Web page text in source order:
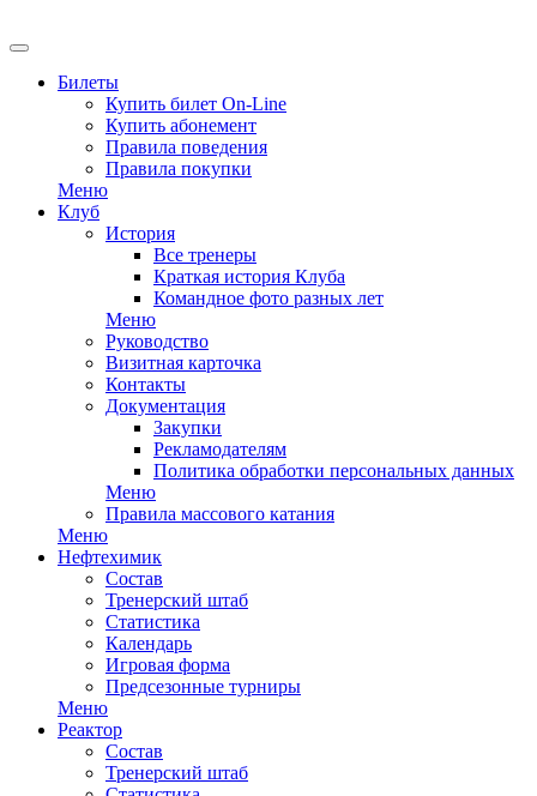
Билеты
Купить билет On-Line
Купить абонемент
Правила поведения
Правила покупки
Меню
Клуб
История
Все тренеры
Краткая история Клуба
Командное фото разных лет
Меню
Руководство
Визитная карточка
Контакты
Документация
Закупки
Рекламодателям
Политика обработки персональных данных
Меню
Правила массового катания
Меню
Нефтехимик
Состав
Тренерский штаб
Статистика
Календарь
Игровая форма
Предсезонные турниры
Меню
Реактор
Состав
Тренерский штаб